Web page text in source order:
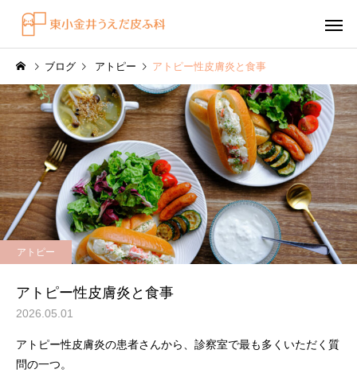
感染症
水虫（足白癬）を放置する
べきではない理由
円形脱毛症
円形脱毛症になぜ「光
効くの？
ブログ アトピー アトピー性皮膚炎と食事
アトピー
アトピー性皮膚炎と食事
2026.05.01
アトピー性皮膚炎の患者さんから、診察室で最も多くいただく質
問の一つ。